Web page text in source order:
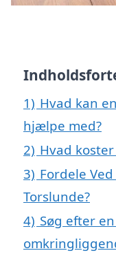
1) Hvad kan
hjælpe med?
2) Hvad
3) Fordele
Torslunde?
4) Søg efter